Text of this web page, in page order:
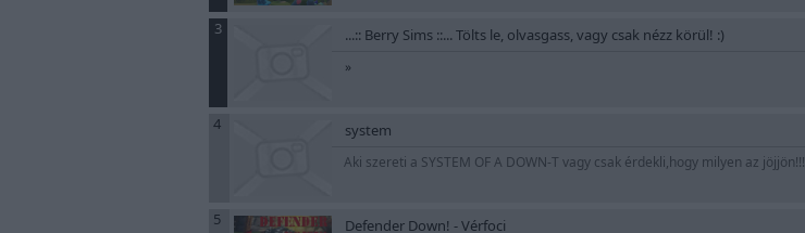
3 ...:: Berry Sims ::... Tölts le, olvasgass, vagy csak nézz körül! :)
»
4 system
Aki szereti a SYSTEM OF A DOWN-T vagy csak érdekli,hogy milyen az jöjjön!!!
5 Defender Down! - Vérfoci